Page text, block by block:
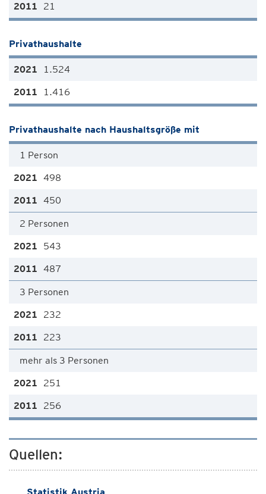
21
Privathaushalte
1.524
1.416
Privathaushalte nach Haushaltsgröße mit
1 Person
498
450
2 Personen
543
487
3 Personen
232
223
mehr als 3 Personen
251
256
Quellen: